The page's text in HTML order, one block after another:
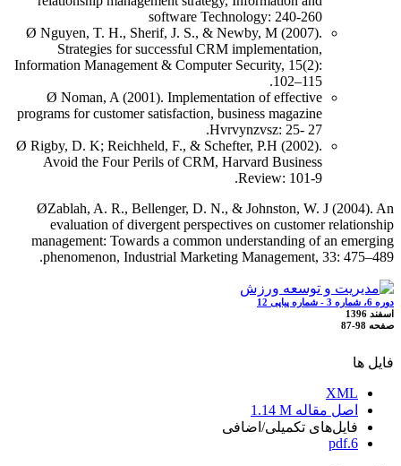
software Technology: 240-260
Ø Nguyen, T. H., Sherif, J. S., & Newby, M (2007).
Strategies for successful CRM implementation,
Information Management & Computer Security, 15(2):
102–115.
Ø Noman, A (2001). Implementation of effective
programs for customer satisfaction, business magazine
Hvrvynzvsz: 25- 27.
Ø Rigby, D. K; Reichheld, F., & Schefter, P.H (2002).
Avoid the Four Perils of CRM, Harvard Business
Review: 101-9.
ØZablah, A. R., Bellenger, D. N., & Johnston, W. J (2004). An
evaluation of divergent perspectives on customer relationship
management: Towards a common understanding of an emerging
phenomenon, Industrial Marketing Management, 33: 475–489.
دوره 6، شماره 3 - شماره پیاپی 12
اسفند 1396
صفحه 87-98
فایل ها
XML
اصل مقاله 1.14 M
فایل‌های تکمیلی/اضافی
6.pdf